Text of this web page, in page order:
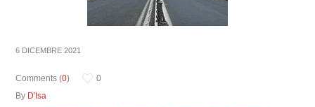
6 DICEMBRE 2021
Comments (0)
0
By D'Isa